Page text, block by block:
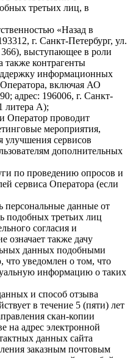
третьих лиц, в
«Назад в
г. Санкт-Петербург, ул.
выступающее в роли
также контрагенты
информационных
включая АО
адрес: 196006, г. Санкт-
литера А);
Оператор проводит
мероприятия,
улучшения сервисов
дополнительных
по проведению опросов и
сервиса Оператора (если
персональные данные от
подобных третьих лиц
согласия и
означает также дачу
данных подобными
уведомлен о том, что
информацию о таких
и способ отзыва
в течение 5 (пяти) лет
скан-копии
на адрес электронной
данных сайта
заказным почтовым